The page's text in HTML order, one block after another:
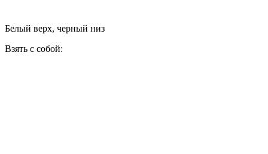
Белый верх, черный низ
Взять с собой: